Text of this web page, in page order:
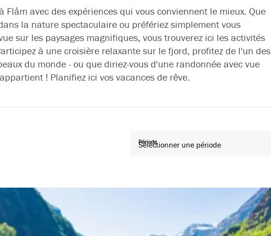
Flåm avec des expériences qui vous conviennent le mieux. Que
la nature spectaculaire ou préfériez simplement vous
sur les paysages magnifiques, vous trouverez ici les activités
à une croisière relaxante sur le fjord, profitez de l'un des
du monde - ou que diriez-vous d'une randonnée avec vue
! Planifiez ici vos vacances de rêve.
Période
Sélectionner une période